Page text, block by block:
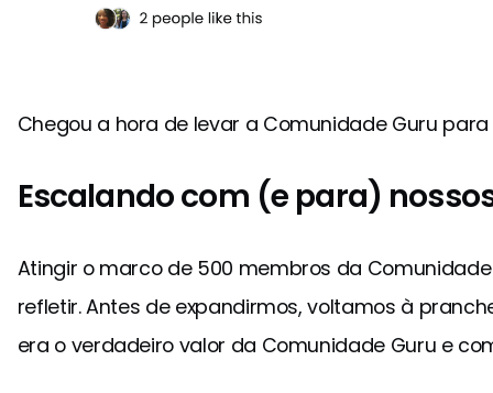
Chegou a hora de levar a Comunidade Guru para
Escalando com (e para)
Atingir o marco de 500 membros da
refletir. Antes de expandirmos, voltamos à
era o verdadeiro valor da Comunidade Guru e